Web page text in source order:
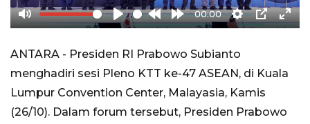
Mute Play
Rewind
10s
Forward
10s
00:00
Settings
PIP
ANTARA - Presiden RI Prabowo Subianto
menghadiri sesi Pleno KTT ke-47 ASEAN, di Kuala
Lumpur Convention Center, Malayasia, Kamis
(26/10). Dalam forum tersebut, Presiden Prabowo